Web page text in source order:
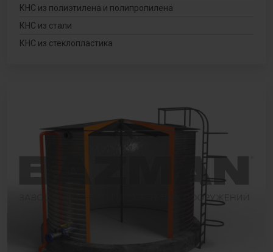
КНС из полиэтилена и полипропилена
КНС из стали
КНС из стеклопластика